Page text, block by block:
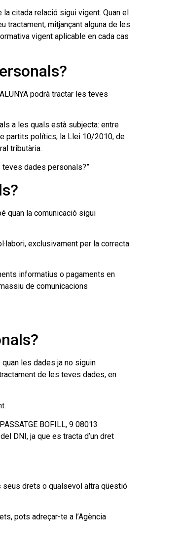
la citada relació sigui vigent. Quan el
tractament, mitjançant alguna de les
vigent aplicable en cada cas
podrà tractar les teves
a les quals està subjecta: entre
partits polítics; la Llei 10/2010, de
tributària.
teves dades personals?”
quan la comunicació sigui
exclusivament per la correcta
informatius o pagaments en
de comunicacions
les dades ja no siguin
de les teves dades, en
BOFILL, 9 08013
DNI, ja que es tracta d’un dret
seus drets o qualsevol altra qüestió
pots adreçar-te a l’Agència